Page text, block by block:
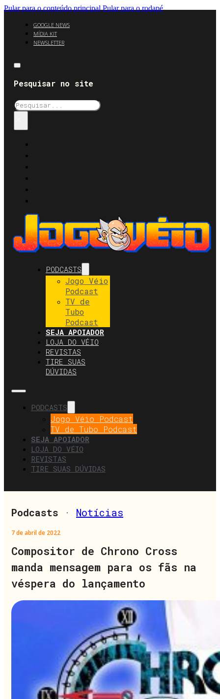
Pular para o conteúdo principal Pular para o rodapé
GOOGLE NEWS
MÍDIA KIT
NEWSLETTER
Pesquisar no site
Pesquisar
PODCASTS
Jogo Véio
Podcast
TV de
Tubo
Podcast
SEJA APOIADOR
LOJA DO VÉIO
REVISTAS
TIRE SUAS
DÚVIDAS
PODCASTS
Jogo Véio Podcast
TV de Tubo Podcast
SEJA APOIADOR
LOJA DO VÉIO
REVISTAS
TIRE SUAS DÚVIDAS
Podcasts · Notícias
7 de abril de 2022
Compositor de Chrono Cross
manda mensagem para os fãs na
véspera do lançamento